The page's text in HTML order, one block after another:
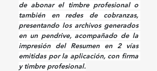
de abonar el timbre profesional o
también en redes de cobranzas,
presentando los archivos generados
en un pendrive, acompañado de la
impresión del Resumen en 2 vías
emitidas por la aplicación, con firma
y timbre profesional.